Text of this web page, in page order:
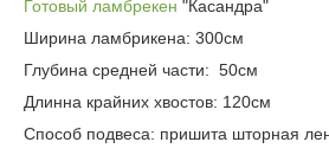
Готовый ламбрекен "Касандра"
Ширина ламбрикена: 300см
Глубина средней части: 50см
Длинна крайних хвостов: 120см
Способ подвеса: пришита шторная